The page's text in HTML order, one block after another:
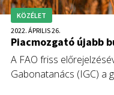
KÖZÉLET
2022. ÁPRILIS 26.
Piacmozgató újabb
A FAO friss
Gabonatanács (IGC) a